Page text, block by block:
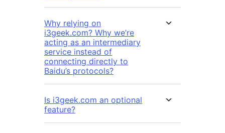
Why relying on
i3geek.com? Why we’re
acting as an intermediary
service instead of
connecting directly to
Baidu’s protocols?
Is i3geek.com an optional
feature?